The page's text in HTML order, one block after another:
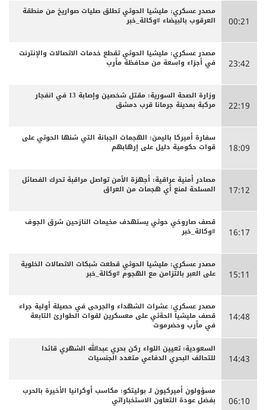
00:21
مصدر عسكري: مليشيا الحوثي تطلق صليات صواريخ من منطقة
العرقوب بالبيضاء #وكالة_خبر
23:42
مصدر عسكري: مليشيا الحوثي تقطع خدمات الاتصالات والإنترنت
في أجزاء واسعة من محافظة مأرب
22:19
وزارة الصحة السورية: مقتل شخصين وإصابة 13 في انفجار
مركبة بمدينة جرمانا قرب دمشق
18:09
سفارة أميركا باليمن: الهجمات الجبانة التي شنها الحوثي على
قوات حكومية دليل على إرهابهم
17:12
مصادر أمنية عراقية: أجهزة الأمن تواصل مراقبة تحرك الفصائل
المسلحة لمنع أي هجمات من العراق
16:17
قصف صاروخي حوثي يستهدف مخيمات النازحين شرق الجوف
#وكالة_خبر
15:11
مصدر عسكري: مليشيا الحوثي قطعت شبكات الاتصالات الخلوية
على العبر بالتزامن مع الهجوم #وكالة_خبر
14:48
مصدر عسكري: عشرات الشهداء والجرحى ‏في حصيلة أولية جراء
قصف مليشيا الحةثي على معسكرين لقوات الطوارئ التابعة
في مأرب وحضرموت
14:43
السعودية: تعيين اللواء ركن بحري عبدالله الشهري قائدا
للتحالف البحري الدفاعي متعدد الجنسيات
06:10
مسؤولون أميركيون لـ بوليتكو: مكاسب أوكرانيا الأخيرة بالحرب
بفضل عودة التعاون الاستخباراتي